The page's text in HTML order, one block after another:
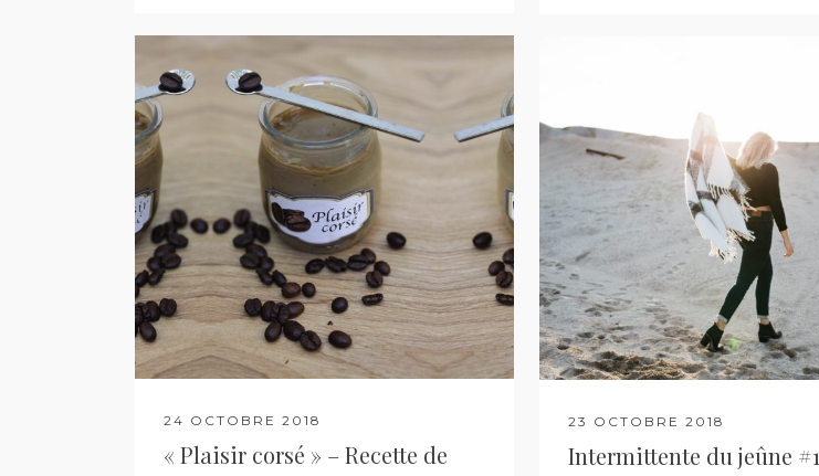
24 OCTOBRE 2018
« Plaisir corsé » – Recette de
23 OCTOBRE 2018
Intermittente du jeûne #1